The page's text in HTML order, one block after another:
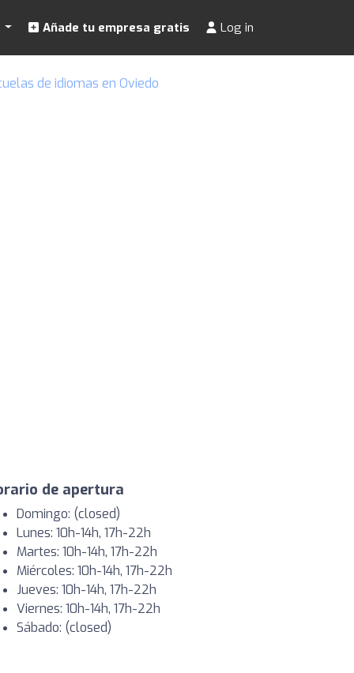
Añade tu empresa gratis Log in
de idiomas en Oviedo
de apertura
Domingo: (closed)
Lunes: 10h-14h, 17h-22h
Martes: 10h-14h, 17h-22h
Miércoles: 10h-14h, 17h-22h
Jueves: 10h-14h, 17h-22h
Viernes: 10h-14h, 17h-22h
Sábado: (closed)